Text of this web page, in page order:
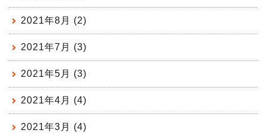
2021年8月 (2)
2021年7月 (3)
2021年5月 (3)
2021年4月 (4)
2021年3月 (4)